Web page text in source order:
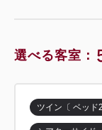
選べる客室：
ツイン〔 ベッド2